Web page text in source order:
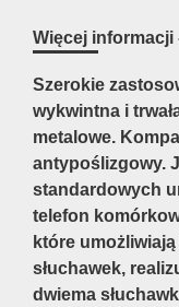
Więcej informacji
Szerokie
wykwintna i
metalowe.
antypoślizgowy.
standardowych
telefon
które
słuchawek,
dwiema